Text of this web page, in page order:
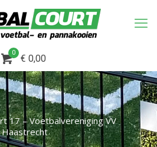
0
€ 0,00
17 – Voetbalvereniging VV
Haastrecht